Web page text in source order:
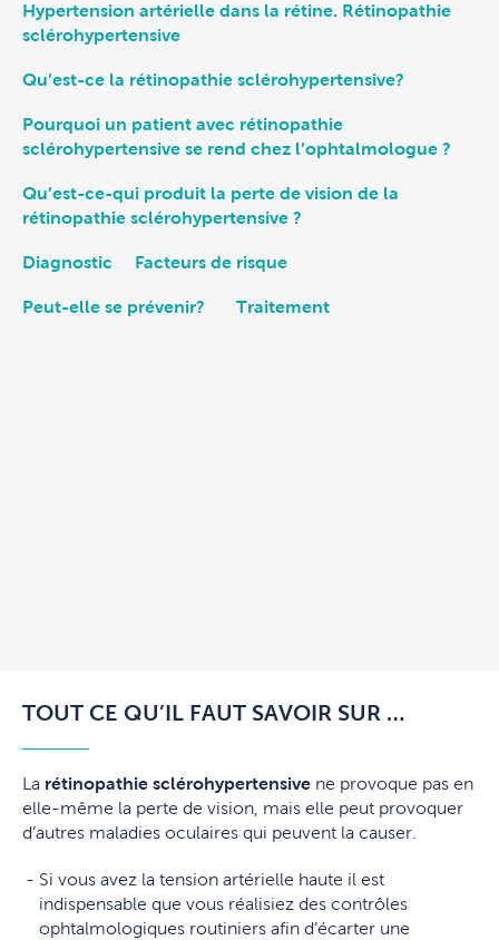
Hypertension artérielle dans la rétine. Rétinopathie
sclérohypertensive
Qu’est-ce la rétinopathie sclérohypertensive?
Pourquoi un patient avec rétinopathie
sclérohypertensive se rend chez l’ophtalmologue ?
Qu’est-ce-qui produit la perte de vision de la
rétinopathie sclérohypertensive ?
Diagnostic Facteurs de risque
Peut-elle se prévenir? Traitement
TOUT CE QU’IL FAUT SAVOIR SUR …
La rétinopathie sclérohypertensive ne provoque pas en
elle-même la perte de vision, mais elle peut provoquer
d’autres maladies oculaires qui peuvent la causer.
Si vous avez la tension artérielle haute il est
indispensable que vous réalisiez des contrôles
ophtalmologiques routiniers afin d’écarter une